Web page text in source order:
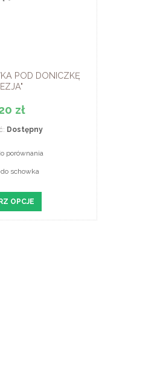
POD DONICZKĘ
zł
Dostępny
porównania
schowka
OPCJE